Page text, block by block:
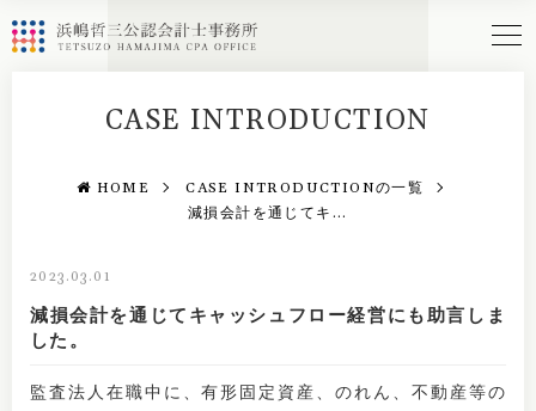
CASE INTRODUCTION
HOME
CASE INTRODUCTIONの一覧
減損会計を通じてキ...
2023.03.01
減損会計を通じてキャッシュフロー経営にも助言しま
した。
監査法人在職中に、有形固定資産、のれん、不動産等の